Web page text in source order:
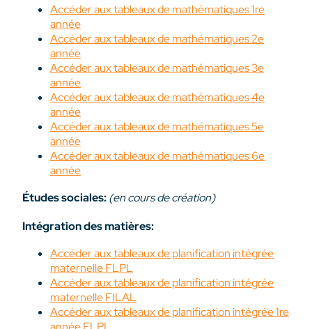
Accéder aux tableaux de mathématiques 1re
année
Accéder aux tableaux de mathématiques 2e
année
Accéder aux tableaux de mathématiques 3e
année
Accéder aux tableaux de mathématiques 4e
année
Accéder aux tableaux de mathématiques 5e
année
Accéder aux tableaux de mathématiques 6e
année
Études sociales:(en cours de création)
Intégration des matières:
Accéder aux tableaux de planification intégrée
maternelle FLPL
Accéder aux tableaux de planification intégrée
maternelle FILAL
Accéder aux tableaux de planification intégrée 1re